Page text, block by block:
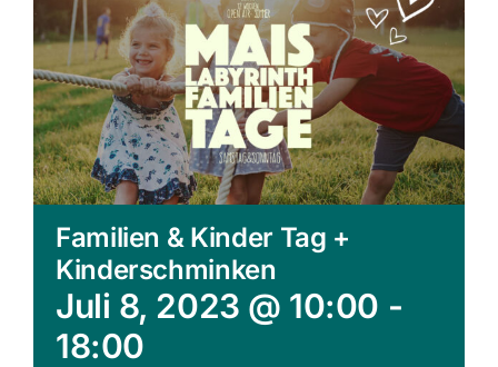
Familien & Kinder Tag +
Kinderschminken
Juli 8, 2023 @ 10:00 -
18:00